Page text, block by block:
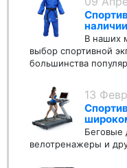
наличии
В наших
выбор спортивной
большинства
13
Беговые
велотренажеры и